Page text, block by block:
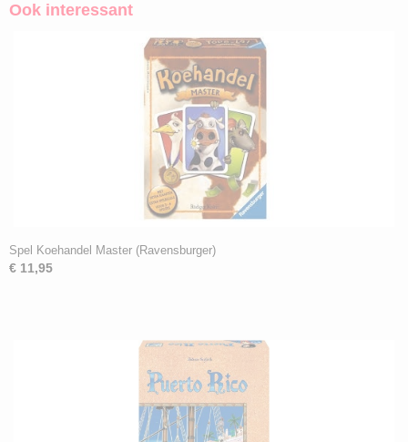
Ook interessant
Spel Koehandel Master (Ravensburger)
€ 11,95